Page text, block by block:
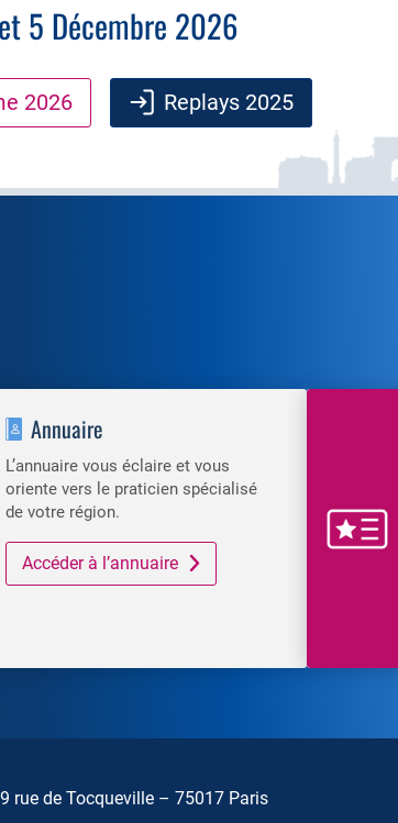
5 Décembre 2026
2026 Replays 2025
Annuaire
L’annuaire vous éclaire et vous
oriente vers le praticien spécialisé
de votre région.
Accéder à l’annuaire
rue de Tocqueville – 75017 Paris